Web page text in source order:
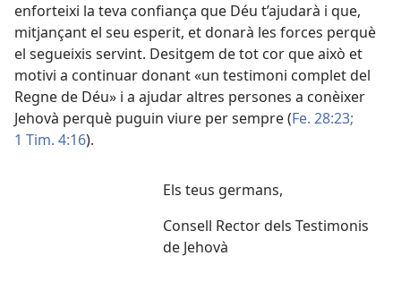
enforteixi la teva confiança que Déu t’ajudarà i que,
mitjançant el seu esperit, et donarà les forces perquè
el segueixis servint. Desitgem de tot cor que això et
motivi a continuar donant «un testimoni complet del
Regne de Déu» i a ajudar altres persones a conèixer
Jehovà perquè puguin viure per sempre (Fe. 28:23;
1 Tim. 4:16).
Els teus germans,
Consell Rector dels Testimonis
de Jehovà